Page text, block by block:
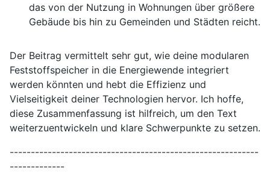
das von der Nutzung in Wohnungen über größere
Gebäude bis hin zu Gemeinden und Städten reicht.
Der Beitrag vermittelt sehr gut, wie deine modularen
Feststoffspeicher in die Energiewende integriert
werden könnten und hebt die Effizienz und
Vielseitigkeit deiner Technologien hervor. Ich hoffe,
diese Zusammenfassung ist hilfreich, um den Text
weiterzuentwickeln und klare Schwerpunkte zu setzen.
-----------------------------------------------------------
-------------